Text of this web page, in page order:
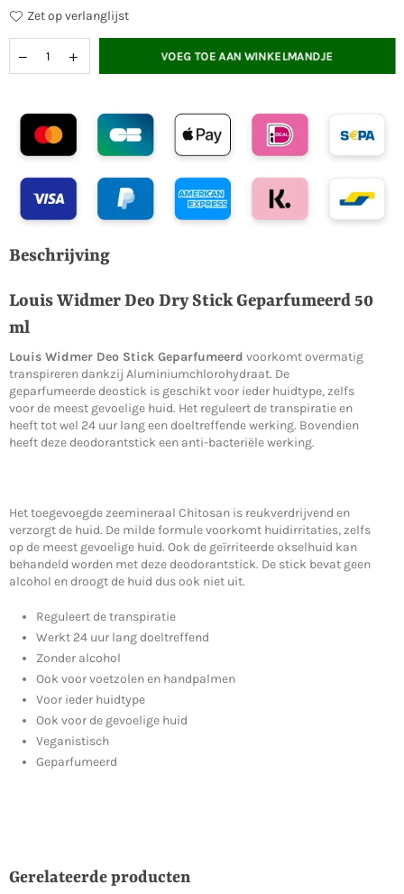
Zet op verlanglijst
VOEG TOE AAN WINKELMANDJE
Beschrijving
Louis Widmer Deo Dry Stick Geparfumeerd 50
ml
Louis Widmer Deo Stick Geparfumeerd voorkomt overmatig
transpireren dankzij Aluminiumchlorohydraat. De
geparfumeerde deostick is geschikt voor ieder huidtype, zelfs
voor de meest gevoelige huid. Het reguleert de transpiratie en
heeft tot wel 24 uur lang een doeltreffende werking. Bovendien
heeft deze deodorantstick een anti-bacteriële werking.
Het toegevoegde zeemineraal Chitosan is reukverdrijvend en
verzorgt de huid. De milde formule voorkomt huidirritaties, zelfs
op de meest gevoelige huid. Ook de geïrriteerde okselhuid kan
behandeld worden met deze deodorantstick. De stick bevat geen
alcohol en droogt de huid dus ook niet uit.
Reguleert de transpiratie
Werkt 24 uur lang doeltreffend
Zonder alcohol
Ook voor voetzolen en handpalmen
Voor ieder huidtype
Ook voor de gevoelige huid
Veganistisch
Geparfumeerd
Gerelateerde producten